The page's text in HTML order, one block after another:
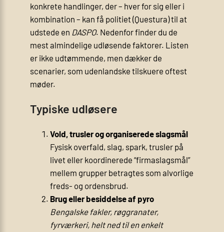
konkrete handlinger, der – hver for sig eller i
kombination – kan få politiet (Questura) til at
udstede en DASPO. Nedenfor finder du de
mest almindelige udløsende faktorer. Listen
er ikke udtømmende, men dækker de
scenarier, som udenlandske tilskuere oftest
møder.
Typiske udløsere
Vold, trusler og organiserede slagsmål
Fysisk overfald, slag, spark, trusler på
livet eller koordinerede “firmaslagsmål”
mellem grupper betragtes som alvorlige
freds- og ordensbrud.
Brug eller besiddelse af pyro
Bengalske fakler, røggranater,
fyrværkeri, helt ned til en enkelt